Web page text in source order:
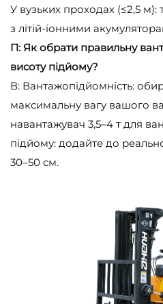
У вузьких проходах (≤2,5 м):
з літій-іонними
П: Як обрати правильну
висоту підйому?
В: Вантажопідйомність:
максимальну вагу вашого
навантажувач 3,5–4 т для
підйому: додайте до
30–50 см.